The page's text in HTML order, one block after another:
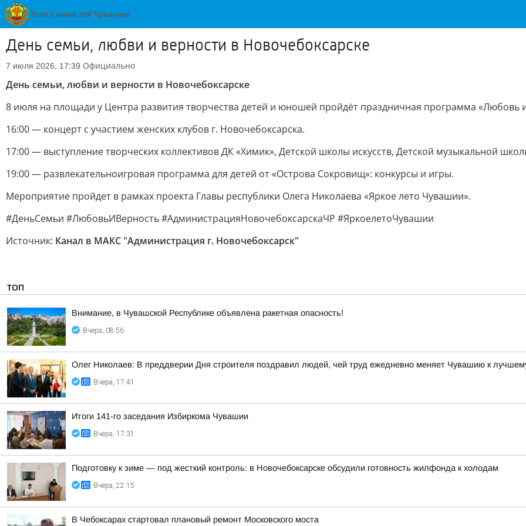
День семьи, любви и верности в Новочебоксарске
7 июля 2026, 17:39 Официально
День семьи, любви и верности в Новочебоксарске
8 июля на площади у Центра развития творчества детей и юношей пройдёт праздничная программа «Любовь
16:00 — концерт с участием женских клубов г. Новочебоксарска.
17:00 — выступление творческих коллективов ДК «Химик», Детской школы искусств, Детской музыкальной
19:00 — развлекательноигровая программа для детей от «Острова Сокровищ»: конкурсы и игры.
Мероприятие пройдет в рамках проекта Главы республики Олега Николаева «Яркое лето Чувашии».
#ДеньСемьи #ЛюбовьИВерность #АдминистрацияНовочебоксарскаЧР #ЯркоелетоЧувашии
Источник: Канал в МАКС "Администрация г. Новочебоксарск"
ТОП
Внимание, в Чувашской Республике объявлена ракетная опасность!
Вчера, 08:56
Олег Николаев: В преддверии Дня строителя поздравил людей, чей труд ежедневно меняет Чувашию к
Вчера, 17:41
Итоги 141-го заседания Избиркома Чувашии
Вчера, 17:31
Подготовку к зиме — под жесткий контроль: в Новочебоксарске обсудили готовность жилфонда к холодам
Вчера, 22:15
В Чебоксарах стартовал плановый ремонт Московского моста